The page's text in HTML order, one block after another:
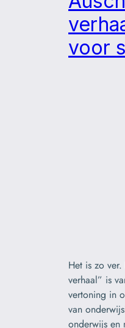
voor
Het is zo
verhaal” is
vertoning in
van
onderwijs en